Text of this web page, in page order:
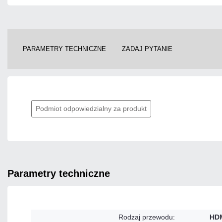
PARAMETRY TECHNICZNE ZADAJ PYTANIE
Podmiot odpowiedzialny za produkt
parametry techniczne
Rodzaj przewodu: